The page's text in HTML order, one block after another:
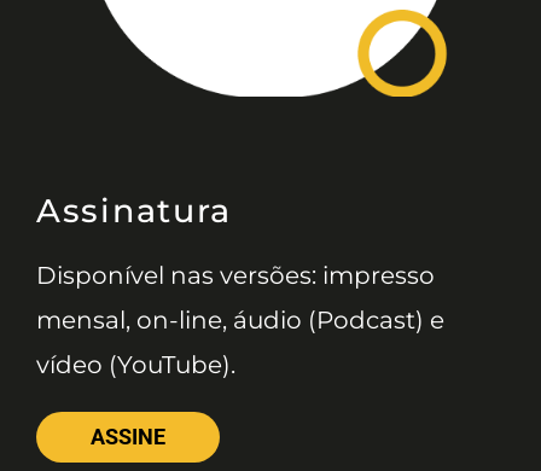
Assinatura
Disponível nas versões: impresso
mensal, on-line, áudio (Podcast) e
vídeo (YouTube).
ASSINE